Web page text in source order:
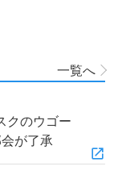
一覧へ
クのウゴー
が了承